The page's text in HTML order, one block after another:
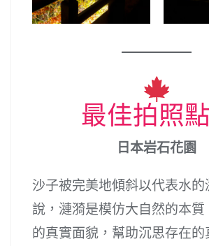
最佳拍照
日本岩石花園
沙子被完美地傾斜以代表水的
說，漣漪是模仿大自然的本質
的真實面貌，幫助沉思存在的